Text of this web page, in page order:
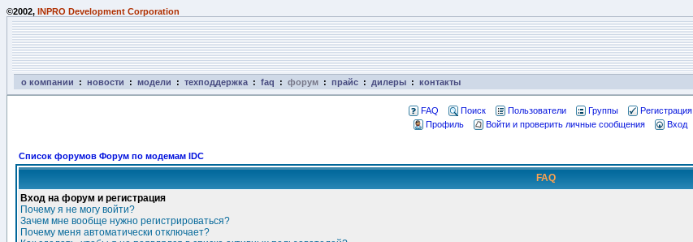
©2002, INPRO Development Corporation
о компании : новости : модели : техподдержка : faq : форум : прайс : дилеры : контакты
FAQ Поиск Пользователи Группы
Регистрация
Профиль
Войти и проверить личные сообщения Вход
Список форумов Форум по модемам IDC
FAQ
Вход на форум и регистрация
Почему я не могу войти?
Зачем мне вообще нужно регистрироваться?
Почему меня автоматически отключает?